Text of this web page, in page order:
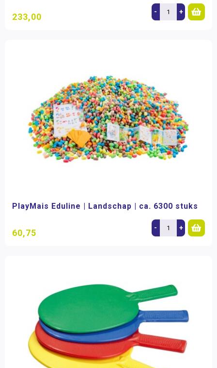
233,00 - +
PlayMais Eduline | Landschap | ca. 6300 stuks
60,75 - +